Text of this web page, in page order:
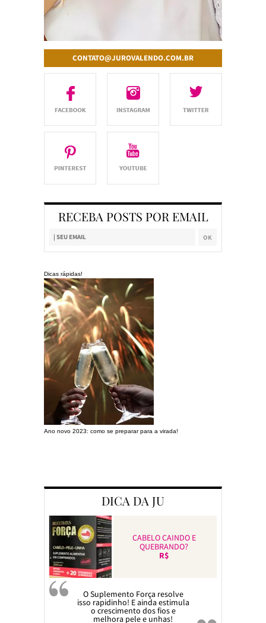
CONTATO@JUROVALENDO.COM.BR
RECEBA POSTS POR EMAIL
Dicas rápidas!
Ano novo 2023: como se preparar para a virada!
DICA DA JU
CABELO CAINDO E
QUEBRANDO?
R$
O Suplemento Força resolve
isso rapidinho! E ainda estimula
o crescimento dos fios e
melhora pele e unhas!